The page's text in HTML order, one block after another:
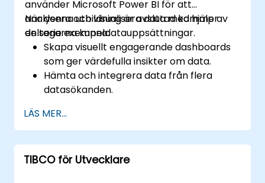
använder Microsoft Power BI för att
analysera och visualisera data med hjälp av
en serie exempeldatauppsättningar.
När denna utbildning är avslutad kommer
deltagarna kunna:
Skapa visuellt engagerande dashboards
som ger värdefulla insikter om data.
Hämta och integrera data från flera
datasökanden.
teammedlemmar.
Anpassa data med Power BI Desktop.
LÄS MER...
TIBCO för Utvecklare